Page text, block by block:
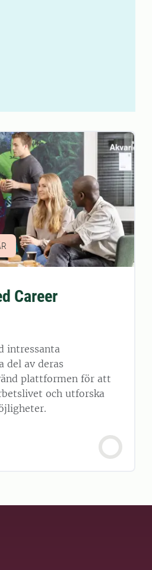
Career
intressanta
del av deras
plattformen för att
och utforska